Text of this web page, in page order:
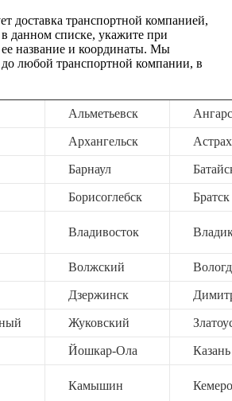
доставка транспортной компанией,
данном списке, укажите при
название и координаты. Мы
любой транспортной компании, в
Альметьевск
Архангельск
Барнаул
Борисоглебск Братск
Владивосток
Волжский
Дзержинск
Жуковский
Йошкар-Ола Казань
Камышин